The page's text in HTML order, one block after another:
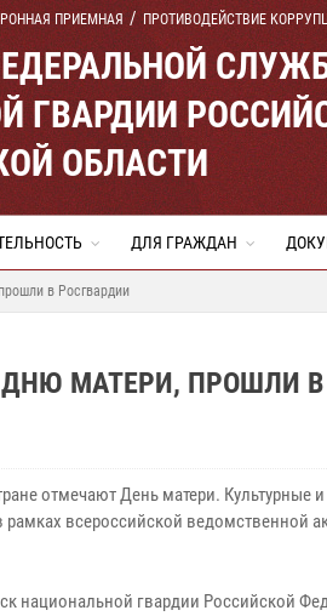
ПРИЕМНАЯ ПРОТИВОДЕЙСТВИЕ
ГВАРДИИ
ОБЛАСТИ
ДЛЯ ГРАЖДАН
в Росгвардии
МАТЕРИ, ПРОШЛИ В
отмечают День матери. Культурные
всероссийской
национальной гвардии Российской